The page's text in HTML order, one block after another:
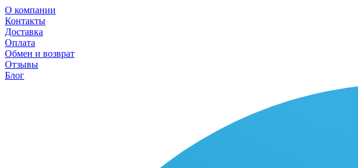
О компании
Контакты
Доставка
Оплата
Обмен и возврат
Отзывы
Блог